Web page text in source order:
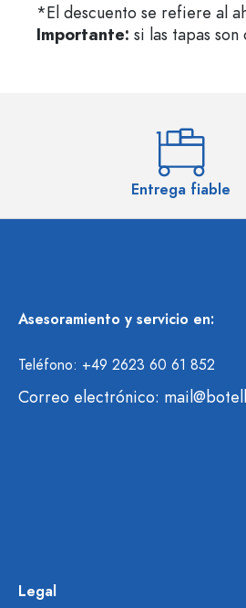
*El descuento se refiere al
Importante: si las tapas
Entrega fiable
Asesoramiento y servicio en:
Teléfono: +49 2623 60 61 852
Correo electrónico:
Legal